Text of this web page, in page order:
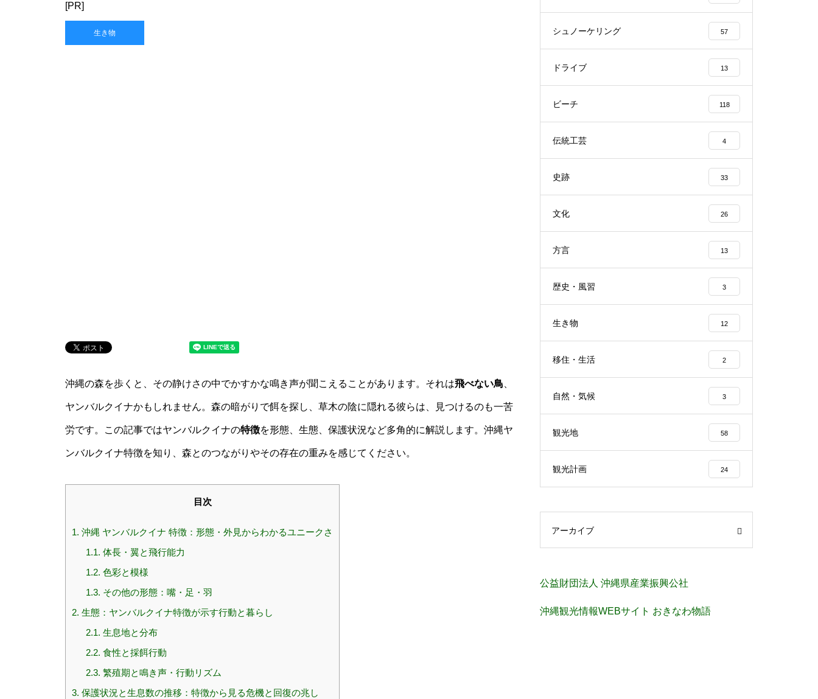
[PR]
生き物
沖縄の森を歩くと、その静けさの中でかすかな鳴き声が聞こえることがあります。それは飛べない鳥
ヤンバルクイナかもしれません。森の暗がりで餌を探し、草木の陰に隠れる彼らは、見つけるのも一苦
労です。この記事ではヤンバルクイナの特徴を形態、生態、保護状況など多角的に解説します。沖縄ヤ
ンバルクイナ特徴を知り、森とのつながりやその存在の重みを感じてください。
目次
1. 沖縄 ヤンバルクイナ 特徴：形態・外見からわかるユニークさ
1.1. 体長・翼と飛行能力
1.2. 色彩と模様
1.3. その他の形態：嘴・足・羽
2. 生態：ヤンバルクイナ特徴が示す行動と暮らし
2.1. 生息地と分布
2.2. 食性と採餌行動
2.3. 繁殖期と鳴き声・行動リズム
3. 保護状況と生息数の推移：特徴から見る危機と回復の兆し
シュノーケリング 57
ドライブ 13
ビーチ 118
伝統工芸 4
史跡 33
文化 26
方言 13
歴史・風習 3
生き物 12
移住・生活 2
自然・気候 3
観光地 58
観光計画 24
アーカイブ
公益財団法人 沖縄県産業振興公社
沖縄観光情報WEBサイト おきなわ物語